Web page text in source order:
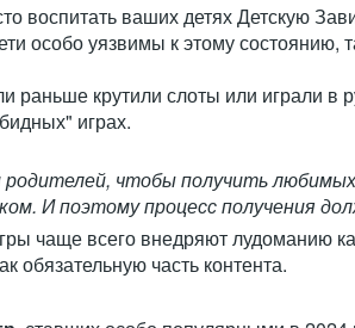
воспитать ваших детях Детскую
особо уязвимы к этому состоянию,
раньше крутили слоты или играли в
играх.
чтобы получить любимых
И поэтому процесс получения
чаще всего внедряют лудоманию
обязательную часть контента.